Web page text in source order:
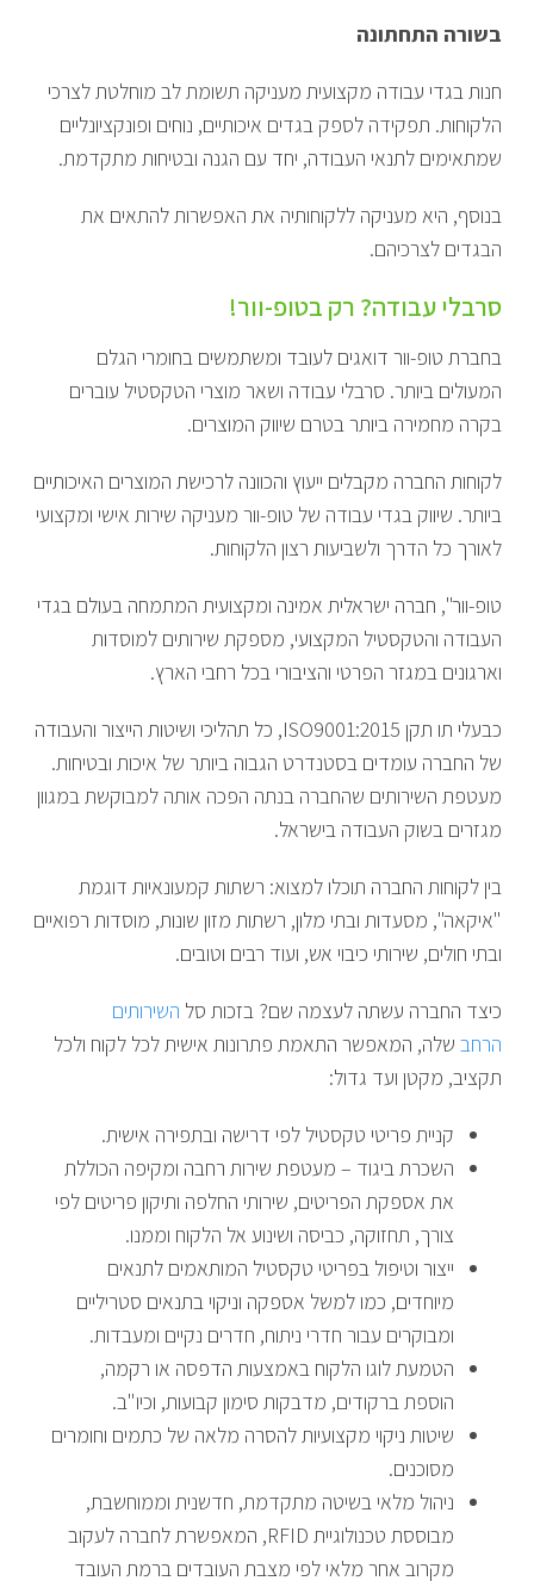
בשורה התחתונה
חנות בגדי עבודה מקצועית מעניקה תשומת לב מוחלטת לצרכי
הלקוחות. תפקידה לספק בגדים איכותיים, נוחים ופונקציונליים
שמתאימים לתנאי העבודה, יחד עם הגנה ובטיחות מתקדמת.
בנוסף, היא מעניקה ללקוחותיה את האפשרות להתאים את
הבגדים לצרכיהם.
סרבלי עבודה? רק בטופ-וור!
בחברת טופ-וור דואגים לעובד ומשתמשים בחומרי הגלם
המעולים ביותר. סרבלי עבודה ושאר מוצרי הטקסטיל עוברים
בקרה מחמירה ביותר בטרם שיווק המוצרים.
לקוחות החברה מקבלים ייעוץ והכוונה לרכישת המוצרים האיכותיים
ביותר. שיווק בגדי עבודה של טופ-וור מעניקה שירות אישי ומקצועי
לאורך כל הדרך ולשביעות רצון הלקוחות.
טופ-וור", חברה ישראלית אמינה ומקצועית המתמחה בעולם בגדי
העבודה והטקסטיל המקצועי, מספקת שירותים למוסדות
וארגונים במגזר הפרטי והציבורי בכל רחבי הארץ.
כבעלי תו תקן ISO9001:2015, כל תהליכי ושיטות הייצור והעבודה
של החברה עומדים בסטנדרט הגבוה ביותר של איכות ובטיחות.
מעטפת השירותים שהחברה בנתה הפכה אותה למבוקשת במגוון
מגזרים בשוק העבודה בישראל.
בין לקוחות החברה תוכלו למצוא: רשתות קמעונאיות דוגמת
"איקאה", מסעדות ובתי מלון, רשתות מזון שונות, מוסדות רפואיים
ובתי חולים, שירותי כיבוי אש, ועוד רבים וטובים.
כיצד החברה עשתה לעצמה שם? בזכות סל השירותים
הרחבשלה, המאפשר התאמת פתרונות אישית לכל לקוח ולכל
תקציב, מקטן ועד גדול:
קניית פריטי טקסטיל לפי דרישה ובתפירה אישית.
השכרת ביגוד – מעטפת שירות רחבה ומקיפה הכוללת
את אספקת הפריטים, שירותי החלפה ותיקון פריטים לפי
צורך, תחזוקה, כביסה ושינוע אל הלקוח וממנו.
ייצור וטיפול בפריטי טקסטיל המותאמים לתנאים
מיוחדים, כמו למשל אספקה וניקוי בתנאים סטריליים
ומבוקרים עבור חדרי ניתוח, חדרים נקיים ומעבדות.
הטמעת לוגו הלקוח באמצעות הדפסה או רקמה,
הוספת ברקודים, מדבקות סימון קבועות, וכיו"ב.
שיטות ניקוי מקצועיות להסרה מלאה של כתמים וחומרים
מסוכנים.
ניהול מלאי בשיטה מתקדמת, חדשנית וממוחשבת,
מבוססת טכנולוגיית RFID, המאפשרת לחברה לעקוב
מקרוב אחר מלאי לפי מצבת העובדים ברמת העובד